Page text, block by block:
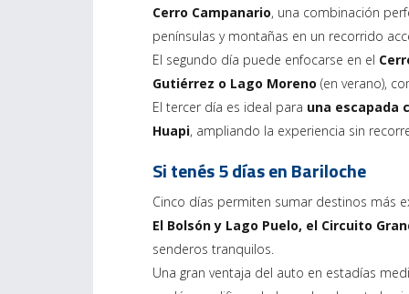
Cerro Campanario, una combinación
penínsulas y montañas en un recorrido
El segundo día puede enfocarse en el
Gutiérrez o Lago Moreno (en verano),
El tercer día es ideal para una escapada
Huapi, ampliando la experiencia sin
Si tenés 5 días en Bariloche
Cinco días permiten sumar destinos más
El Bolsón y Lago Puelo, el Circuito
senderos tranquilos.
Una gran ventaja del auto en estadías